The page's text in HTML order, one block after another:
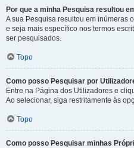
Por que a minha Pesquisa resultou
A sua Pesquisa resultou em inúmeras
e seja mais específico nos termos
ser pesquisados.
Topo
Como posso Pesquisar por
Entre na Página dos Utilizadores e
Ao selecionar, siga restritamente às
Topo
Como posso Pesquisar minhas